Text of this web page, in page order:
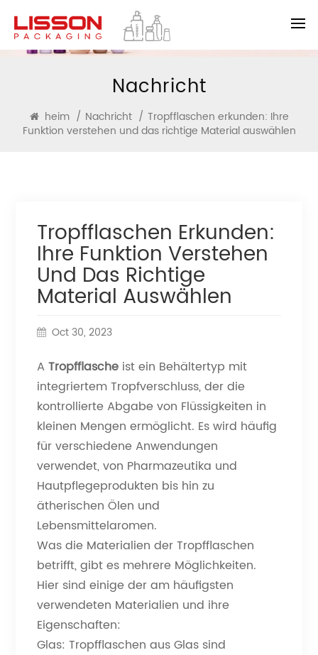
Nachricht
heim / Nachricht / Tropfflaschen erkunden: Ihre
Funktion verstehen und das richtige Material auswählen
Tropfflaschen Erkunden:
Ihre Funktion Verstehen
Und Das Richtige
Material Auswählen
Oct 30, 2023
ATropfflasche ist ein Behältertyp mit
integriertem Tropfverschluss, der die
kontrollierte Abgabe von Flüssigkeiten in
kleinen Mengen ermöglicht. Es wird häufig
für verschiedene Anwendungen
verwendet, von Pharmazeutika und
Hautpflegeprodukten bis hin zu
ätherischen Ölen und
Lebensmittelaromen.
Was die Materialien der Tropfflaschen
betrifft, gibt es mehrere Möglichkeiten.
Hier sind einige der am häufigsten
verwendeten Materialien und ihre
Eigenschaften:
Glas: Tropfflaschen aus Glas sind